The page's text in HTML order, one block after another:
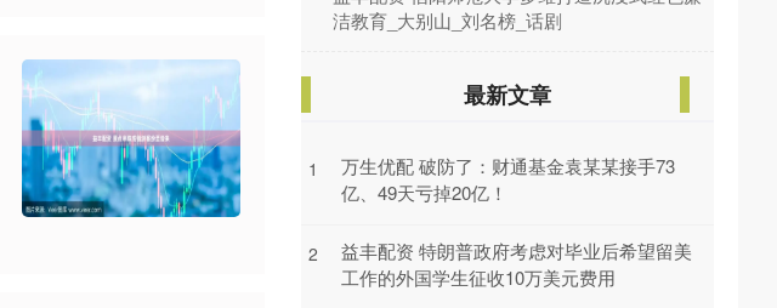
洁教育_大别山_刘名榜_话剧
最新文章
1
万生优配 破防了：财通基金袁某某接手73
亿、49天亏掉20亿！
2
益丰配资 特朗普政府考虑对毕业后希望留美
工作的外国学生征收10万美元费用